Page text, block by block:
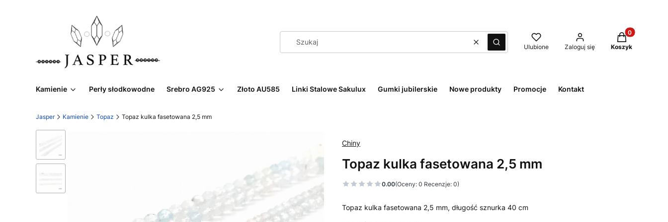
WyczyśćSzukaj Ulubione Zaloguj się
Produkty w
Koszyk
Kamienie Perły słodkowodne Srebro AG925 Złoto AU585 Linki Stalowe Sakulux Gumki jubilerskie Nowe produkty Promocje Kontakt
Jasper Kamienie Topaz Topaz kulka fasetowana 2,5 mm
Chiny
Topaz kulka fasetowana 2,5 mm
0.00(Oceny: 0 Recenzje: 0)
Topaz kulka fasetowana 2,5 mm, długość sznurka 40 cm